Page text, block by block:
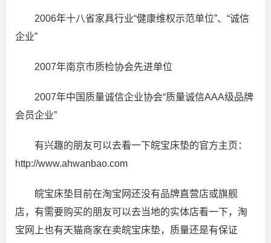
2006年十八省家具行业“健康维权示范单位”、“诚信
企业”
2007年南京市质检协会先进单位
2007年中国质量诚信企业协会“质量诚信AAA级品牌
会员企业”
有兴趣的朋友可以去看一下皖宝床垫的官方主页：
http://www.ahwanbao.com
皖宝床垫目前在淘宝网还没有品牌直营店或旗舰
店，有需要购买的朋友可以去当地的实体店看一下，淘
宝网上也有天猫商家在卖皖宝床垫，质量还是有保证